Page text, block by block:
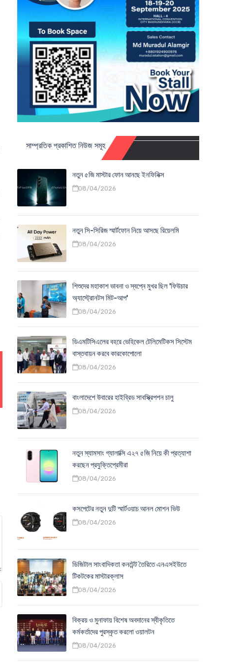
সাম্প্রতিক প্রকাশিত নিউজ সমূহ
নতুন ৫জি মাস্টার ফোন আনছে ইনফিনিক্স
08/04/2026
নতুন সি-সিরিজ স্মার্টফোন নিয়ে আসছে রিয়েলমি
08/04/2026
শিশুদের মহাকাশ ভাবনা ও স্বপ্নে মুখর ছিল 'ফিউচার
অ্যাস্ট্রোনটস মিট-আপ'
08/04/2026
ডিএমটিসিএলের বহরে ভেহিকেল টেলিমেটিকস সিস্টেম
বাস্তবায়ন করবে কারকোপোলো
08/04/2026
বাংলাদেশে উবারের হাইব্রিড সাবস্ক্রিপশন চালু
08/04/2026
নতুন স্যামসাং গ্যালাক্সি এ২৭ ৫জি নিয়ে কী প্রত্যাশা
করছেন প্রযুক্তিপ্রেমীরা
08/04/2026
কসপেটের নতুন দুটি স্মার্টওয়াচ আনল মোশন ভিউ
08/04/2026
ডিজিটাল সাংবাদিকতা কনটেন্ট তৈরিতে এনএসইউতে
টিকটকের মাস্টারক্লাস
08/04/2026
বিক্রয় ও মুনাফায় বিশেষ অবদানের স্বীকৃতিতে
কর্মকর্তাদের পুরস্কৃত করলো ওয়ালটন
08/04/2026